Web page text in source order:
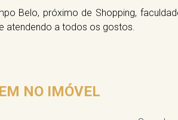
Belo, próximo de Shopping,
atendendo a todos os gostos.
NO IMÓVEL